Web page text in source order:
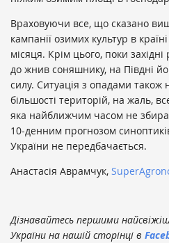
Враховуючи все, що сказано
кампанії озимих культур в
місяця. Крім цього, поки
до жнив соняшнику, на Півдні
силу. Ситуація з опадами також
більшості територій, на жаль,
яка найближчим часом не
10-денним прогнозом
України не передбачається.
Анастасія Аврамчук,
Дізнавайтесь першими
України на нашій сторінці в